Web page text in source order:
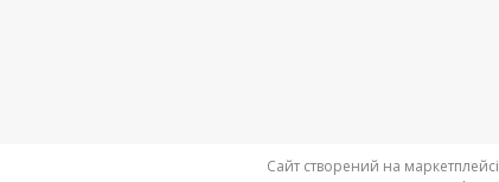
Сайт створений на маркетплейсі